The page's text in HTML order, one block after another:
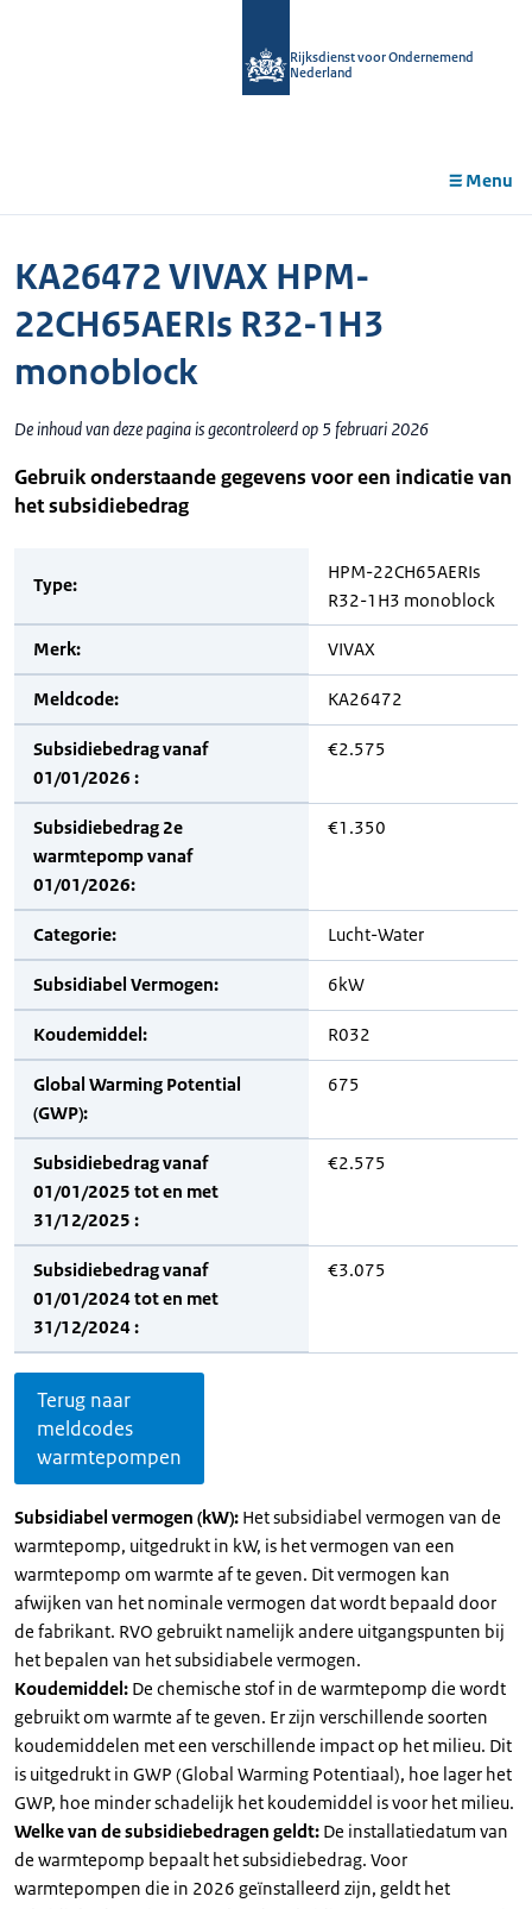
Rijksdienst voor Ondernemend
Nederland
Menu
KA26472 VIVAX HPM-
22CH65AERIs R32-1H3
monoblock
De inhoud van deze pagina is gecontroleerd op 5 februari 2026
Gebruik onderstaande gegevens voor een indicatie van
het subsidiebedrag
Type:
HPM-22CH65AERIs
R32-1H3 monoblock
Merk: VIVAX
Meldcode: KA26472
Subsidiebedrag vanaf
01/01/2026 :
€2.575
Subsidiebedrag 2e
warmtepomp vanaf
01/01/2026:
€1.350
Categorie: Lucht-Water
Subsidiabel Vermogen: 6kW
Koudemiddel: R032
Global Warming Potential
(GWP):
675
Subsidiebedrag vanaf
01/01/2025 tot en met
31/12/2025 :
€2.575
Subsidiebedrag vanaf
01/01/2024 tot en met
31/12/2024 :
€3.075
Terug naar
meldcodes
warmtepompen
Subsidiabel vermogen (kW): Het subsidiabel vermogen van de
warmtepomp, uitgedrukt in kW, is het vermogen van een
warmtepomp om warmte af te geven. Dit vermogen kan
afwijken van het nominale vermogen dat wordt bepaald door
de fabrikant. RVO gebruikt namelijk andere uitgangspunten bij
het bepalen van het subsidiabele vermogen.
Koudemiddel: De chemische stof in de warmtepomp die wordt
gebruikt om warmte af te geven. Er zijn verschillende soorten
koudemiddelen met een verschillende impact op het milieu. Dit
is uitgedrukt in GWP (Global Warming Potentiaal), hoe lager het
GWP, hoe minder schadelijk het koudemiddel is voor het milieu.
Welke van de subsidiebedragen geldt: De installatiedatum van
de warmtepomp bepaalt het subsidiebedrag. Voor
warmtepompen die in 2026 geïnstalleerd zijn, geldt het